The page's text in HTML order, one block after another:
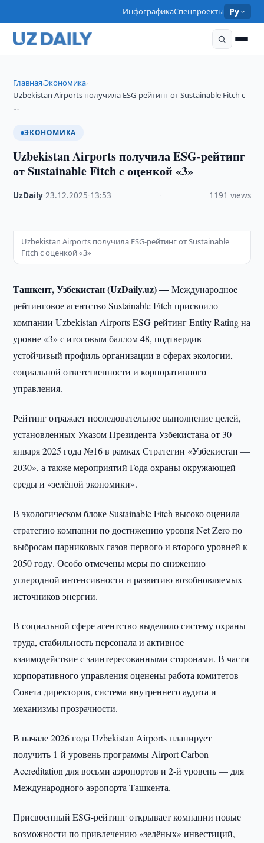
ИнфографикаСпецпроекты Ру
Главная›Экономика›
Uzbekistan Airports получила ESG-рейтинг от Sustainable Fitch с
…
ЭКОНОМИКА
Uzbekistan Airports получила ESG-рейтинг
от Sustainable Fitch с оценкой «3»
UzDaily ·23.12.2025 13:53 1191 views
Uzbekistan Airports получила ESG-рейтинг от Sustainable
Fitch с оценкой «3»
Ташкент, Узбекистан (UzDaily.uz) —Международное
рейтинговое агентство Sustainable Fitch присвоило
компании Uzbekistan Airports ESG-рейтинг Entity Rating на
уровне «3» с итоговым баллом 48, подтвердив
устойчивый профиль организации в сферах экологии,
социальной ответственности и корпоративного
управления.
Рейтинг отражает последовательное выполнение целей,
установленных Указом Президента Узбекистана от 30
января 2025 года №16 в рамках Стратегии «Узбекистан —
2030», а также мероприятий Года охраны окружающей
среды и «зелёной экономики».
В экологическом блоке Sustainable Fitch высоко оценила
стратегию компании по достижению уровня Net Zero по
выбросам парниковых газов первого и второго уровней к
2050 году. Особо отмечены меры по снижению
углеродной интенсивности и развитию возобновляемых
источников энергии.
В социальной сфере агентство выделило систему охраны
труда, стабильность персонала и активное
взаимодействие с заинтересованными сторонами. В части
корпоративного управления оценены работа комитетов
Совета директоров, система внутреннего аудита и
механизмы прозрачности.
В начале 2026 года Uzbekistan Airports планирует
получить 1-й уровень программы Airport Carbon
Accreditation для восьми аэропортов и 2-й уровень — для
Международного аэропорта Ташкента.
Присвоенный ESG-рейтинг открывает компании новые
возможности по привлечению «зелёных» инвестиций,